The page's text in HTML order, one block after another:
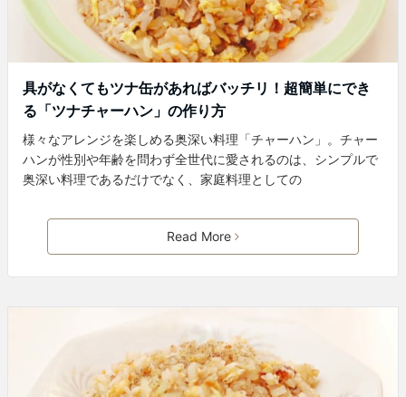
具がなくてもツナ缶があればバッチリ！超簡単にでき
る「ツナチャーハン」の作り方
様々なアレンジを楽しめる奥深い料理「チャーハン」。チャー
ハンが性別や年齢を問わず全世代に愛されるのは、シンプルで
奥深い料理であるだけでなく、家庭料理としての
Read More